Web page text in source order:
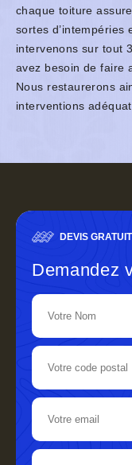
chaque toiture
sortes d’intempéries
intervenons sur tout
avez besoin de faire
Nous restaurerons
interventions
DEVIS GRATUIT
Demandez